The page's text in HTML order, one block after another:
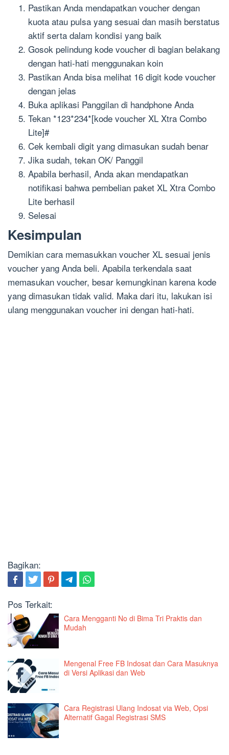
Pastikan Anda mendapatkan voucher dengan
kuota atau pulsa yang sesuai dan masih berstatus
aktif serta dalam kondisi yang baik
Gosok pelindung kode voucher di bagian belakang
dengan hati-hati menggunakan koin
Pastikan Anda bisa melihat 16 digit kode voucher
dengan jelas
Buka aplikasi Panggilan di handphone Anda
Tekan *123*234*[kode voucher XL Xtra Combo
Lite]#
Cek kembali digit yang dimasukan sudah benar
Jika sudah, tekan OK/ Panggil
Apabila berhasil, Anda akan mendapatkan
notifikasi bahwa pembelian paket XL Xtra Combo
Lite berhasil
Selesai
Kesimpulan
Demikian cara memasukkan voucher XL sesuai jenis
voucher yang Anda beli. Apabila terkendala saat
memasukan voucher, besar kemungkinan karena kode
yang dimasukan tidak valid. Maka dari itu, lakukan isi
ulang menggunakan voucher ini dengan hati-hati.
Bagikan:
Pos Terkait:
Cara Mengganti No di Bima Tri Praktis dan
Mudah
Mengenal Free FB Indosat dan Cara Masuknya
di Versi Aplikasi dan Web
Cara Registrasi Ulang Indosat via Web, Opsi
Alternatif Gagal Registrasi SMS